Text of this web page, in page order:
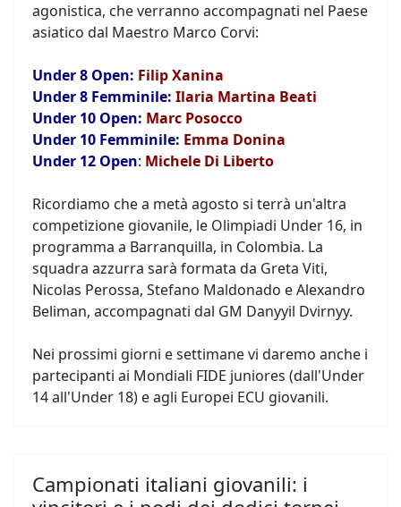
agonistica, che verranno accompagnati nel Paese
asiatico dal Maestro Marco Corvi:
Under 8 Open: Filip Xanina
Under 8 Femminile: Ilaria Martina Beati
Under 10 Open: Marc Posocco
Under 10 Femminile: Emma Donina
Under 12 Open: Michele Di Liberto
Ricordiamo che a metà agosto si terrà un'altra
competizione giovanile, le Olimpiadi Under 16, in
programma a Barranquilla, in Colombia. La
squadra azzurra sarà formata da Greta Viti,
Nicolas Perossa, Stefano Maldonado e Alexandro
Beliman, accompagnati dal GM Danyyil Dvirnyy.
Nei prossimi giorni e settimane vi daremo anche i
partecipanti ai Mondiali FIDE juniores (dall'Under
14 all'Under 18) e agli Europei ECU giovanili.
Campionati italiani giovanili: i